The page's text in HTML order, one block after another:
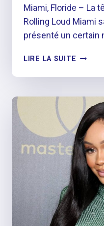
Miami, Floride – La
Rolling Loud Miami
présenté un certain
LIRE LA SUITE FUTURE
SORTIR
TRAVIS
SCOTT
LE
DE
LOUD
À
MIAMI